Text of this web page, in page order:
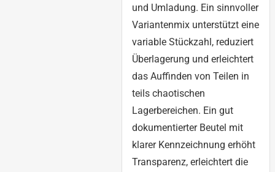
und Umladung. Ein sinnvoller
Variantenmix unterstützt eine
variable Stückzahl, reduziert
Überlagerung und erleichtert
das Auffinden von Teilen in
teils chaotischen
Lagerbereichen. Ein gut
dokumentierter Beutel mit
klarer Kennzeichnung erhöht
Transparenz, erleichtert die